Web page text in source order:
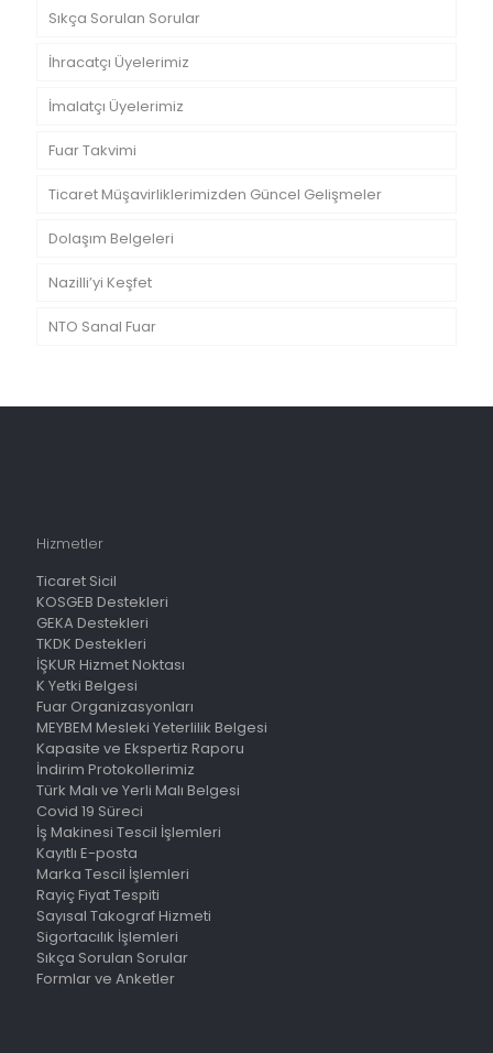
Sıkça Sorulan Sorular
İhracatçı Üyelerimiz
İmalatçı Üyelerimiz
Fuar Takvimi
Ticaret Müşavirliklerimizden Güncel Gelişmeler
Dolaşım Belgeleri
Nazilli’yi Keşfet
NTO Sanal Fuar
Hizmetler
Ticaret Sicil
KOSGEB Destekleri
GEKA Destekleri
TKDK Destekleri
İŞKUR Hizmet Noktası
K Yetki Belgesi
Fuar Organizasyonları
MEYBEM Mesleki Yeterlilik Belgesi
Kapasite ve Ekspertiz Raporu
İndirim Protokollerimiz
Türk Malı ve Yerli Malı Belgesi
Covid 19 Süreci
İş Makinesi Tescil İşlemleri
Kayıtlı E-posta
Marka Tescil İşlemleri
Rayiç Fiyat Tespiti
Sayısal Takograf Hizmeti
Sigortacılık İşlemleri
Sıkça Sorulan Sorular
Formlar ve Anketler